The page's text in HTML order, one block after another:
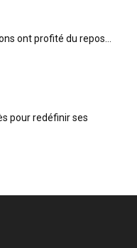
ont profité du repos…
pour redéfinir ses